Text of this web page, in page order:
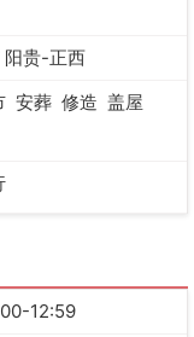
阳贵-正西
安葬 修造 盖屋
12:59